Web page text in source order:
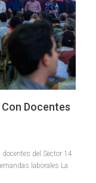
Docentes
del Sector 14
laborales La